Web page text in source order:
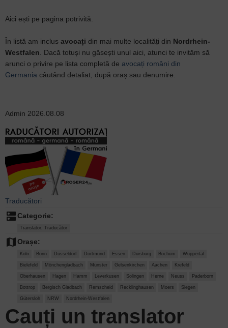
Aici ești pe pagina potrivită.
În listă am inclus avocați din mai multe localități din Nordrhein-
Westfalen . Dacă totuși nu găsești unul aici, atunci te invităm să
arunci o privire pe lista completă de avocați români din
Germania câutând detaliat, după oraș sau denumire.
Admin 2026.08.08
Traducători
dnsCategorie:
Translator, Traducător
map Orașe:
Koln Bonn Düsseldorf Dortmund Essen Duisburg Bochum Wuppertal
Bielefeld Mönchengladbach Münster Gelsenkirchen Aachen Krefeld
Oberhausen Hagen Hamm Leverkusen Solingen Herne Neuss Paderborn
Bottrop Bergisch Gladbach Remscheid Recklinghausen Moers Siegen
Gütersloh NRW Nordrhein-Westfalen
Cauți un translator